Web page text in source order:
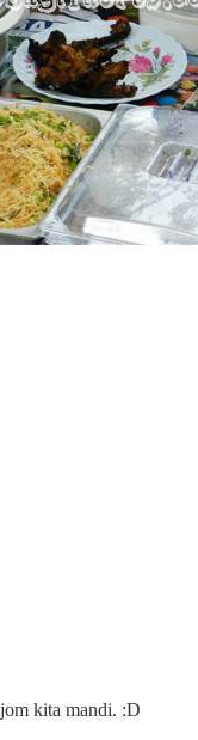
kita mandi. :D